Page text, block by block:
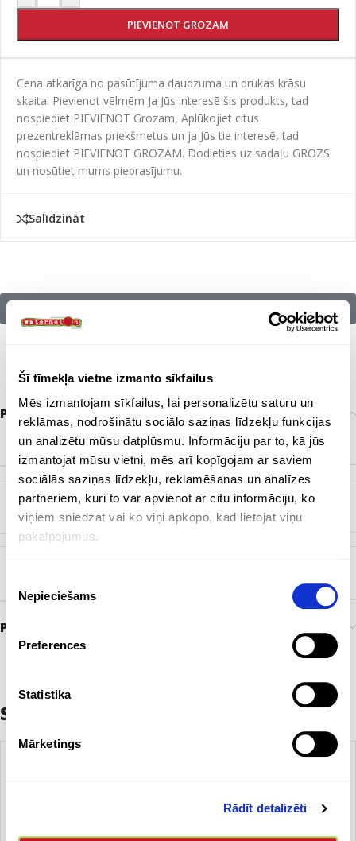
Šī tīmekļa vietne izmanto sīkfailus
Mēs izmantojam sīkfailus, lai personalizētu saturu un
reklāmas, nodrošinātu sociālo saziņas līdzekļu funkcijas
un analizētu mūsu datplūsmu. Informāciju par to, kā jūs
izmantojat mūsu vietni, mēs arī kopīgojam ar saviem
sociālās saziņas līdzekļu, reklamēšanas un analīzes
partneriem, kuri to var apvienot ar citu informāciju, ko
viņiem sniedzat vai ko viņi apkopo, kad lietojat viņu
pakalpojumus.
izvēle
Nepieciešams
Preferences
Statistika
Mārketings
Rādīt detalizēti
PIEVIENOT GROZAM
Cena atkarīga no pasūtījuma daudzuma un drukas krāsu
skaita. Pievienot vēlmēm Ja Jūs interesē šis produkts, tad
nospiediet PIEVIENOT Grozam, Aplūkojiet citus
prezentreklāmas priekšmetus un ja Jūs tie interesē, tad
nospiediet PIEVIENOT GROZAM. Dodieties uz sadaļu GROZS
un nosūtiet mums pieprasījumu.
Salīdzināt
Papildu informācija
ZĪMOLS
Bez zīmola
KRĀSA Melns
Preces pasūtīšana un piegāde
Saistītie produkti